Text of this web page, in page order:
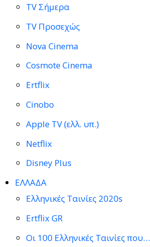
TV Σήμερα
TV Προσεχώς
Nova Cinema
Cosmote Cinema
Ertflix
Cinobo
Apple TV (ελλ. υπ.)
Netflix
Disney Plus
ΕΛΛΑΔΑ
Ελληνικές Ταινίες 2020s
Ertflix GR
Οι 100 Ελληνικές Ταινίες που…